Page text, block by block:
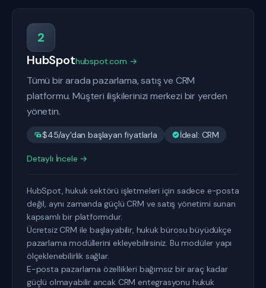
2
HubSpothubspot.com →
Tümü bir arada pazarlama, satış ve CRM
platformu. Müşteri ilişkilerinizi merkezi bir yerden
yönetin.
$45/ay'dan başlayan fiyatlarla İdeal: CRM
Detaylı İncele →
HubSpot, hukuk sektörü işletmeleri için sadece e-posta
değil, aynı zamanda güçlü CRM ve satış yönetimi sunan
kapsamlı bir platformdur.
Ücretsiz CRM ile başlayabilir, hukuk bürosu büyüdükçe
pazarlama modüllerini ekleyebilirsiniz. Bu modüler yapı
ölçeklenebilirlik sağlar.
E-posta pazarlama özellikleri bağımsız bir araç kadar
güçlü olmayabilir ancak CRM entegrasyonu hukuk